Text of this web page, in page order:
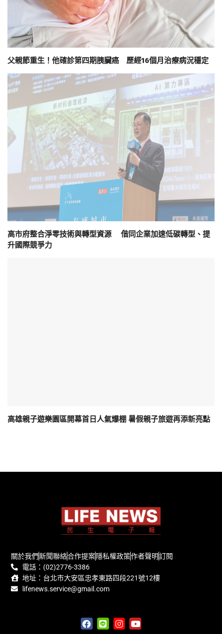
父親節重生！他確診第四期胰臟癌 歷經16個月治療病況穩定
高市府整合淨零技術與轉型資源 偕同企業加速低碳轉型、提
升國際競爭力
高雄親子遊樂園區開幕首日人氣爆棚 暑假親子旅遊再添新亮點
關於我們新聞聯絡合作提案隱私權政策作者聲明訂閱
電話：(02)2776-3386
地址：台北市大安區忠孝東路四段221號12樓
lifenews.service@gmail.com